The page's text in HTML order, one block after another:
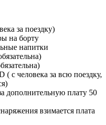
за поездку)
на борту
напитки
с человека за всю поездку,
дополнительную плату 50
взимается плата